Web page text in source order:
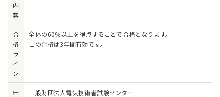
内
容
合
格
ラ
イ
ン
全体の60％以上を得点することで合格となります。
この合格は3年間有効です。
申
一般財団法人電気技術者試験センター